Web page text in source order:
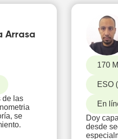
Arrasa
de las
se
170
ESO
En
Doy
desde